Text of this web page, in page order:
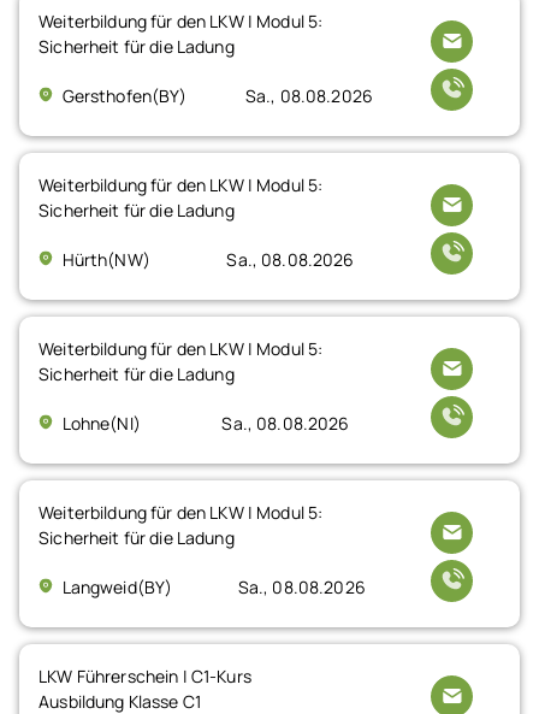
Weiterbildung für den LKW | Modul 5:
Sicherheit für die Ladung
Gersthofen(BY) Sa., 08.08.2026
Weiterbildung für den LKW | Modul 5:
Sicherheit für die Ladung
Hürth(NW) Sa., 08.08.2026
Weiterbildung für den LKW | Modul 5:
Sicherheit für die Ladung
Lohne(NI) Sa., 08.08.2026
Weiterbildung für den LKW | Modul 5:
Sicherheit für die Ladung
Langweid(BY) Sa., 08.08.2026
LKW Führerschein | C1-Kurs
Ausbildung Klasse C1